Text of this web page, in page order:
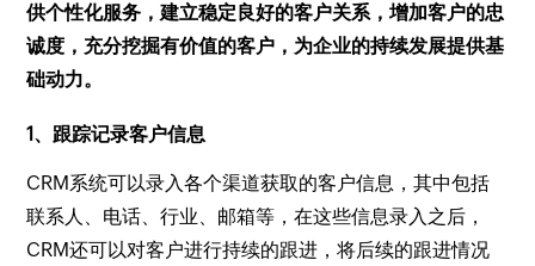
供个性化服务，建立稳定良好的客户关系，增加客户的忠
诚度，充分挖掘有价值的客户，为企业的持续发展提供基
础动力。
1、跟踪记录客户信息
CRM系统可以录入各个渠道获取的客户信息，其中包括
联系人、电话、行业、邮箱等，在这些信息录入之后，
CRM还可以对客户进行持续的跟进，将后续的跟进情况